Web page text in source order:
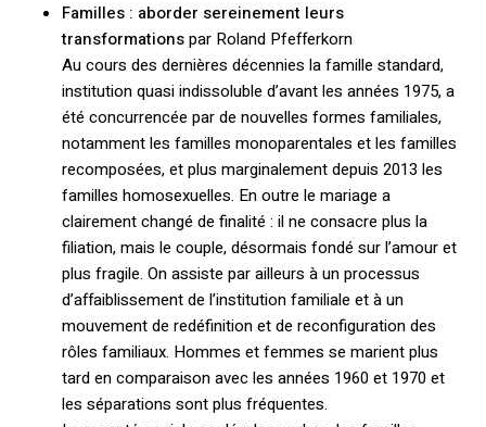
Familles : aborder sereinement leurs
transformationspar Roland Pfefferkorn
Au cours des dernières décennies la famille standard,
institution quasi indissoluble d’avant les années 1975, a
été concurrencée par de nouvelles formes familiales,
notamment les familles monoparentales et les familles
recomposées, et plus marginalement depuis 2013 les
familles homosexuelles. En outre le mariage a
clairement changé de finalité : il ne consacre plus la
filiation, mais le couple, désormais fondé sur l’amour et
plus fragile. On assiste par ailleurs à un processus
d’affaiblissement de l’institution familiale et à un
mouvement de redéfinition et de reconfiguration des
rôles familiaux. Hommes et femmes se marient plus
tard en comparaison avec les années 1960 et 1970 et
les séparations sont plus fréquentes.